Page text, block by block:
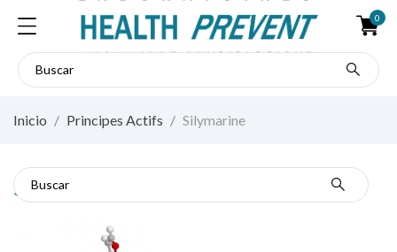
0
Inicio Principes Actifs Silymarine
Silymarine